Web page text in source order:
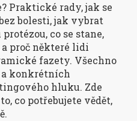
Praktické rady, jak se
bolesti, jak vybrat
co se stane,
proč některé lidi
fazety. Všechno
konkrétních
hluku. Zde
co potřebujete vědět,